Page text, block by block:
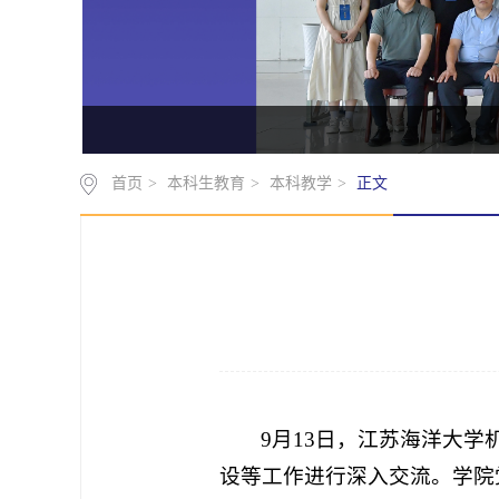
首页 > 本科生教育 > 本科教学 > 正文
9月13日，江苏海洋大学
设等工作进行深入交流。学